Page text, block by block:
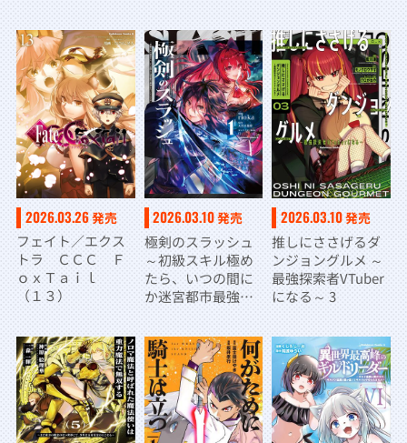
2026.03.26発売
フェイト／エクス
トラ ＣＣＣ Ｆ
ｏｘＴａｉｌ
（１３）
2026.03.10発売
極剣のスラッシュ
～初級スキル極め
たら、いつの間に
か迷宮都市最強に
1
2026.03.10発売
推しにささげるダ
ンジョングルメ ～
最強探索者VTuber
になる～ 3